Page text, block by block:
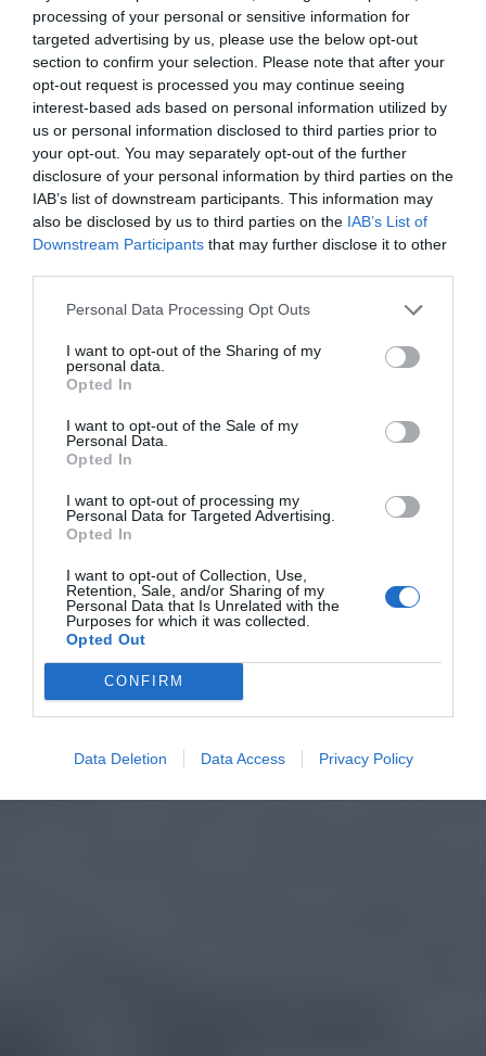
processing of your personal or sensitive information for
targeted advertising by us, please use the below opt-out
section to confirm your selection. Please note that after your
opt-out request is processed you may continue seeing
interest-based ads based on personal information utilized by
us or personal information disclosed to third parties prior to
your opt-out. You may separately opt-out of the further
disclosure of your personal information by third parties on the
IAB’s list of downstream participants. This information may
also be disclosed by us to third parties on the IAB’s List of
Downstream Participants that may further disclose it to other
Personal Data Processing Opt Outs
I want to opt-out of the Sharing of my
personal data.
Opted In
I want to opt-out of the Sale of my
Personal Data.
Opted In
I want to opt-out of processing my
Personal Data for Targeted Advertising.
Opted In
I want to opt-out of Collection, Use,
Retention, Sale, and/or Sharing of my
Personal Data that Is Unrelated with the
Purposes for which it was collected.
Opted Out
CONFIRM
Data Deletion Data Access Privacy Policy